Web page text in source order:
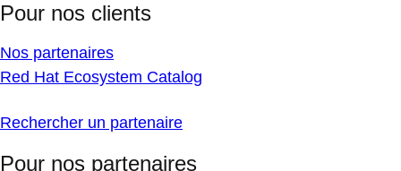
Pour nos clients
Nos partenaires
Red Hat Ecosystem Catalog
Rechercher un partenaire
Pour nos partenaires